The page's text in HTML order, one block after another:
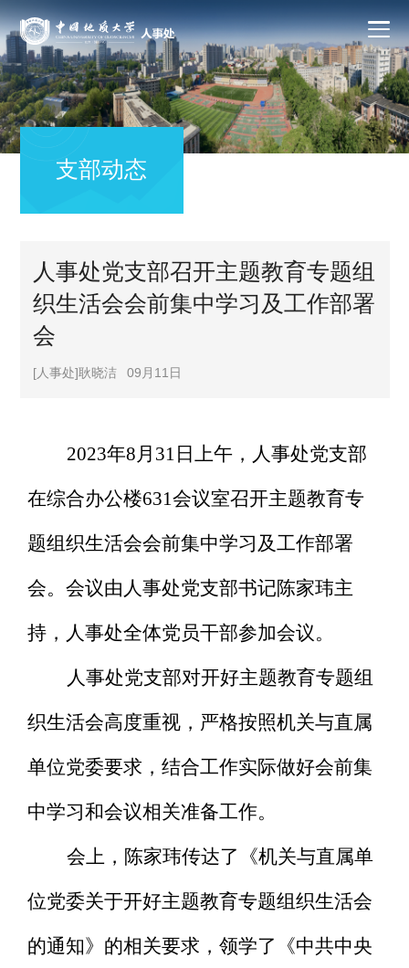
支部动态
人事处党支部召开主题教育专题组
织生活会会前集中学习及工作部署
会
[人事处]耿晓洁 09月11日
2023年8月31日上午，人事处党支部
在综合办公楼631会议室召开主题教育专
题组织生活会会前集中学习及工作部署
会。会议由人事处党支部书记陈家玮主
持，人事处全体党员干部参加会议。
人事处党支部对开好主题教育专题组
织生活会高度重视，严格按照机关与直属
单位党委要求，结合工作实际做好会前集
中学习和会议相关准备工作。
会上，陈家玮传达了《机关与直属单
位党委关于开好主题教育专题组织生活会
的通知》的相关要求，领学了《中共中央